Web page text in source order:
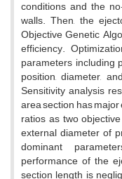
conditions and the
walls. Then, the
Objective Genetic
efficiency.
parameters including
position, diameter,
Sensitivity analysis
area section has
ratios as two
external diameter of
dominant
performance of the